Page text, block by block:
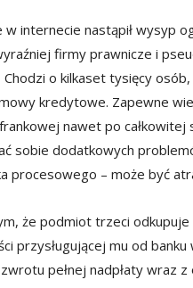
internecie nastąpił wysyp
firmy prawnicze i
o kilkaset tysięcy
kredytowe. Zapewne
nawet po całkowitej
sobie dodatkowych
procesowego – może być
że podmiot trzeci
przysługującej mu od
pełnej nadpłaty wraz